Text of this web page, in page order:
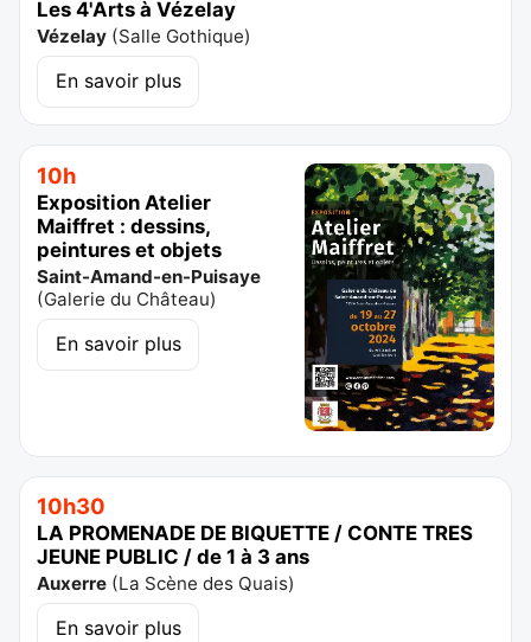
Les 4'Arts à Vézelay
Vézelay (Salle Gothique)
En savoir plus
10h
Exposition Atelier
Maiffret : dessins,
peintures et objets
Saint-Amand-en-Puisaye
(Galerie du Château)
En savoir plus
10h30
LA PROMENADE DE BIQUETTE / CONTE TRES
JEUNE PUBLIC / de 1 à 3 ans
Auxerre (La Scène des Quais)
En savoir plus